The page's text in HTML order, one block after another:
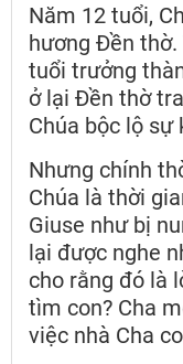
Năm 12 tuổi,
hương Đền
tuổi trưởng
ở lại Đền thờ
Chúa bộc lộ sự
Nhưng chính
Chúa là thời
Giuse như bị
lại được nghe
cho rằng đó là
tìm con? Cha
việc nhà Cha